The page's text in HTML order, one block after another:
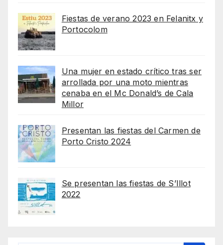
Fiestas de verano 2023 en Felanitx y
Portocolom
Una mujer en estado crítico tras ser
arrollada por una moto mientras
cenaba en el Mc Donald’s de Cala
Millor
Presentan las fiestas del Carmen de
Porto Cristo 2024
Se presentan las fiestas de S’Illot
2022